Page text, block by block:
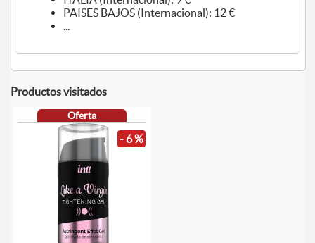
PAISES BAJOS (Internacional): 12 €
...
Productos visitados
Oferta
- 6 %